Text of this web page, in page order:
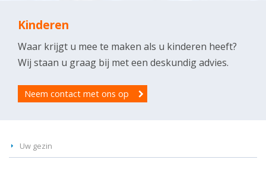
Kinderen
Waar krijgt u mee te maken als u kinderen heeft?
Wij staan u graag bij met een deskundig advies.
Neem contact met ons op
Uw gezin